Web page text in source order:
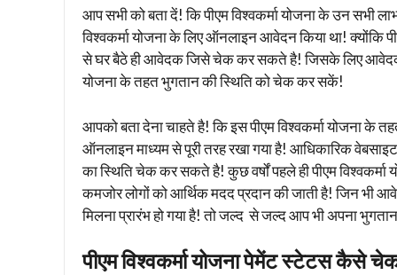
आप सभी को बता दें! कि पीएम विश्वकर्मा योजना के उन सभी
विश्वकर्मा योजना के लिए ऑनलाइन आवेदन किया था! क्योंकि
से घर बैठे ही आवेदक जिसे चेक कर सकते है! जिसके लिए
योजना के तहत भुगतान की स्थिति को चेक कर सकें!
आपको बता देना चाहते है! कि इस पीएम विश्वकर्मा योजना
ऑनलाइन माध्यम से पूरी तरह रखा गया है! आधिकारिक
का स्थिति चेक कर सकते है! कुछ वर्षों पहले ही पीएम
कमजोर लोगों को आर्थिक मदद प्रदान की जाती है! जिन
मिलना प्रारंभ हो गया है! तो जल्द से जल्द आप भी अपना
पीएम विश्वकर्मा योजना पेमेंट स्टेटस कैसे